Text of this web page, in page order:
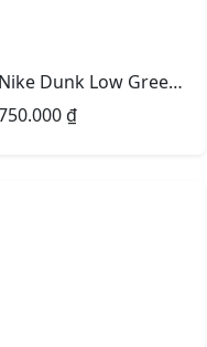
Nike Dunk Low Green Orange Rêu Cam
₫